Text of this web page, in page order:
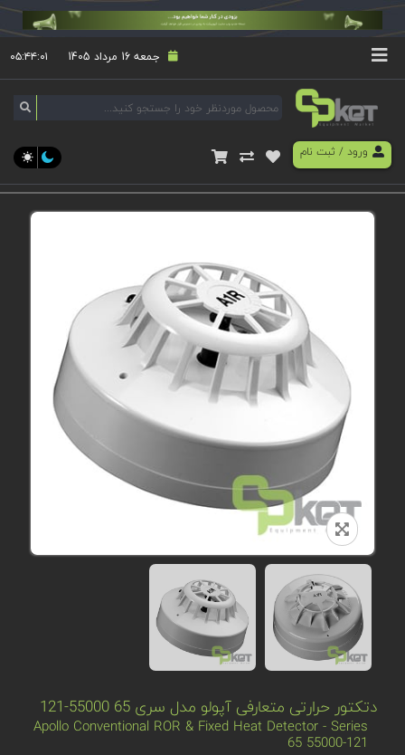
جمعه 16 مرداد 1405 ۰۵:۴۴:۰۱
ورود/ ثبت نام
دتکتور حرارتی متعارفی آپولو مدل سری 65 55000-121
Apollo Conventional ROR & Fixed Heat Detector - Series
65 55000-121